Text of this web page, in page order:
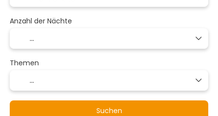
Anzahl der Nächte
Themen
Suchen